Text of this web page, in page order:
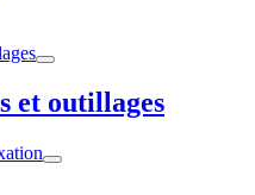
et outillages